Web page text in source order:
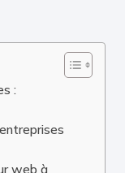
:
web à